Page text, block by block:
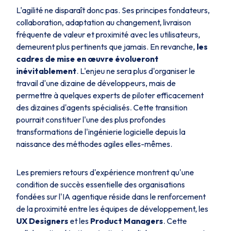
L'agilité ne disparaît donc pas. Ses principes fondateurs,
collaboration, adaptation au changement, livraison
fréquente de valeur et proximité avec les utilisateurs,
demeurent plus pertinents que jamais. En revanche, les
cadres de mise en œuvre évolueront
inévitablement. L'enjeu ne sera plus d'organiser le
travail d'une dizaine de développeurs, mais de
permettre à quelques experts de piloter efficacement
des dizaines d'agents spécialisés. Cette transition
pourrait constituer l'une des plus profondes
transformations de l'ingénierie logicielle depuis la
naissance des méthodes agiles elles-mêmes.
Les premiers retours d'expérience montrent qu'une
condition de succès essentielle des organisations
fondées sur l'IA agentique réside dans le renforcement
de la proximité entre les équipes de développement, les
UX Designers et les Product Managers. Cette